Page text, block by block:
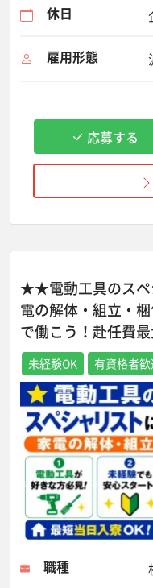
休日
雇用形態
応募する
★★電動工具のス
電の解体・組立・
で働こう！赴任費
未経験OK 有資格者歓
職種